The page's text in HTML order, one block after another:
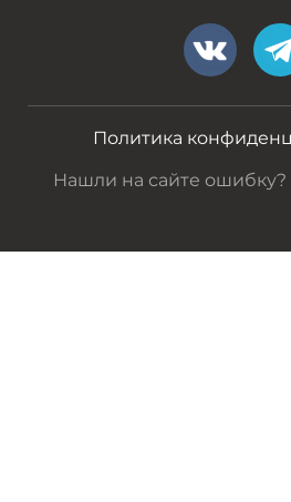
Политика
Нашли на сайте